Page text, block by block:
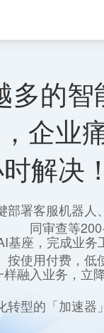
多的智
企业
解决
部署客服机器人
同审查等
基座，完成业务
按使用付费，低
融入业务，立
型的「加速器